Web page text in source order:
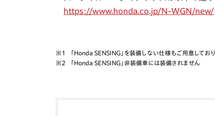
https://www.honda.co.jp/N-WGN/new/
※1
「Honda SENSING」を装備しない仕様もご用意してお
※2
「Honda SENSING」非装備車には装備されません